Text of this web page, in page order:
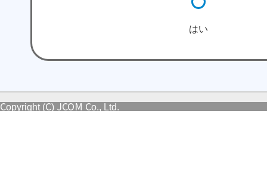
はい
Copyright (C) JCOM Co., Ltd.